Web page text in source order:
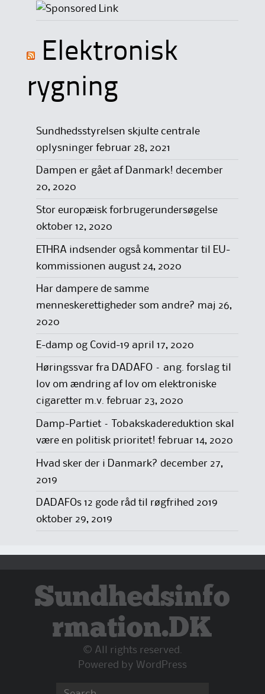
Elektronisk
rygning
Sundhedsstyrelsen skjulte centrale
oplysninger februar 28, 2021
Dampen er gået af Danmark! december
20, 2020
Stor europæisk forbrugerundersøgelse
oktober 12, 2020
ETHRA indsender også kommentar til EU-
kommissionen august 24, 2020
Har dampere de samme
menneskerettigheder som andre? maj 26,
2020
E-damp og Covid-19 april 17, 2020
Høringssvar fra DADAFO – ang. forslag til
lov om ændring af lov om elektroniske
cigaretter m.v. februar 23, 2020
Damp-Partiet – Tobakskadereduktion skal
være en politisk prioritet! februar 14, 2020
Hvad sker der i Danmark? december 27,
2019
DADAFOs 12 gode råd til røgfrihed 2019
oktober 29, 2019
Sundhedsinfo
rmation.DK
© All rights reserved.
Powered by WordPress
Search